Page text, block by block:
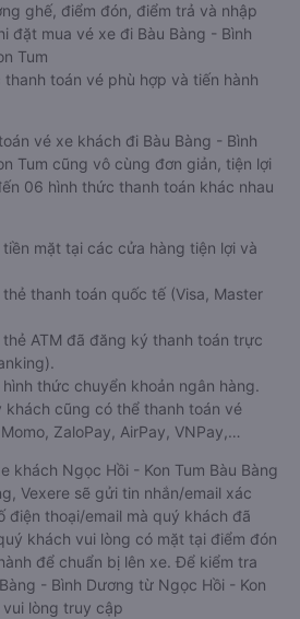
ghế, điểm đón, điểm trả và nhập
đặt mua vé xe đi Bàu Bàng - Bình
Tum
toán vé phù hợp và tiến hành
vé xe khách đi Bàu Bàng - Bình
Tum cũng vô cùng đơn giản, tiện lợi
06 hình thức thanh toán khác nhau
mặt tại các cửa hàng tiện lợi và
thanh toán quốc tế (Visa, Master
ATM đã đăng ký thanh toán trực
thức chuyển khoản ngân hàng.
khách cũng có thể thanh toán vé
ZaloPay, AirPay, VNPay,…
khách Ngọc Hồi - Kon Tum Bàu Bàng
Vexere sẽ gửi tin nhắn/email xác
điện thoại/email mà quý khách đã
khách vui lòng có mặt tại điểm đón
để chuẩn bị lên xe. Để kiểm tra
- Bình Dương từ Ngọc Hồi - Kon
lòng truy cập